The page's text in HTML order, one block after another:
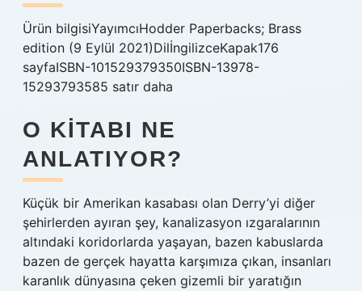
Ürün bilgisiYayımcıHodder Paperbacks; Brass
edition (9 Eylül 2021)DilİngilizceKapak176
sayfaISBN-101529379350ISBN-13978-
15293793585 satır daha
O KITABI NE
ANLATIYOR?
Küçük bir Amerikan kasabası olan Derry’yi diğer
şehirlerden ayıran şey, kanalizasyon ızgaralarının
altındaki koridorlarda yaşayan, bazen kabuslarda
bazen de gerçek hayatta karşımıza çıkan, insanları
karanlık dünyasına çeken gizemli bir yaratığın